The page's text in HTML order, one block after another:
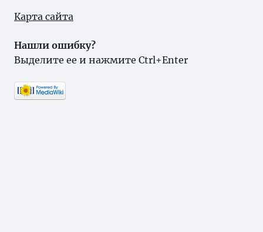
Карта сайта
Нашли ошибку?
Выделите ее и нажмите Ctrl+Enter